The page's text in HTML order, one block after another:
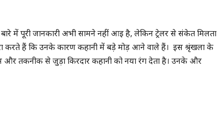
बारे में पूरी जानकारी अभी सामने नहीं आई है, लेकिन ट्रेलर से संकेत मिलता
करते हैं कि उनके कारण कहानी में बड़े मोड़ आने वाले हैं। इस श्रृंखला के
और तकनीक से जुड़ा किरदार कहानी को नया रंग देता है। उनके और